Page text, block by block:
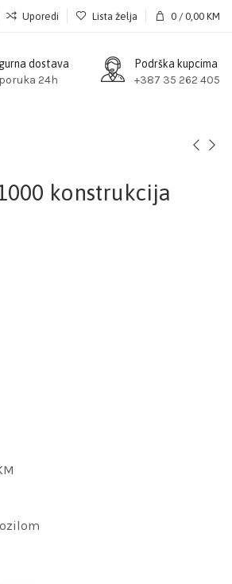
Uporedi Lista želja 0 / 0,00 KM
dostava
24h
Podrška kupcima
+387 35 262 405
konstrukcija